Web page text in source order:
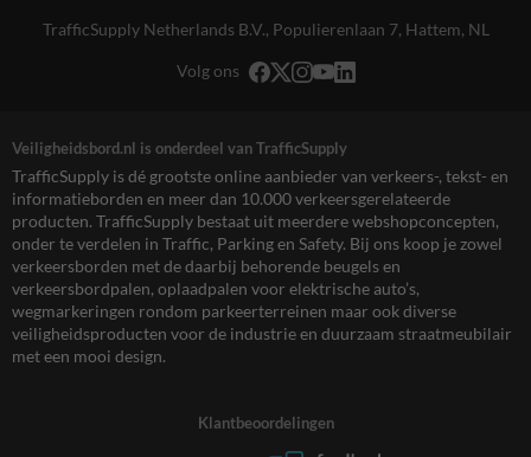
TrafficSupply Netherlands B.V., Populierenlaan 7, Hattem, NL
Volg ons
Veiligheidsbord.nl is onderdeel van TrafficSupply
TrafficSupply is dé grootste online aanbieder van verkeers-, tekst- en
informatieborden en meer dan 10.000 verkeersgerelateerde
producten. TrafficSupply bestaat uit meerdere webshopconcepten,
onder te verdelen in Traffic, Parking en Safety. Bij ons koop je zowel
verkeersborden met de daarbij behorende beugels en
verkeersbordpalen, oplaadpalen voor elektrische auto’s,
wegmarkeringen rondom parkeerterreinen maar ook diverse
veiligheidsproducten voor de industrie en duurzaam straatmeubilair
met een mooi design.
Klantbeoordelingen